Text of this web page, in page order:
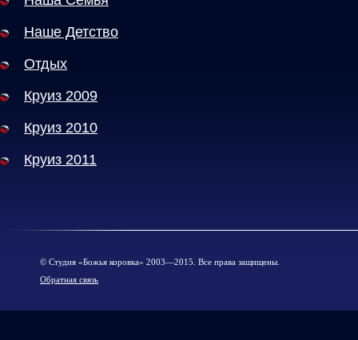
Наше Детство
Отдых
Круиз 2009
Круиз 2010
Круиз 2011
© Cтудия «Божья коровка» 2003—2015. Все права защищены.
Обратная связь